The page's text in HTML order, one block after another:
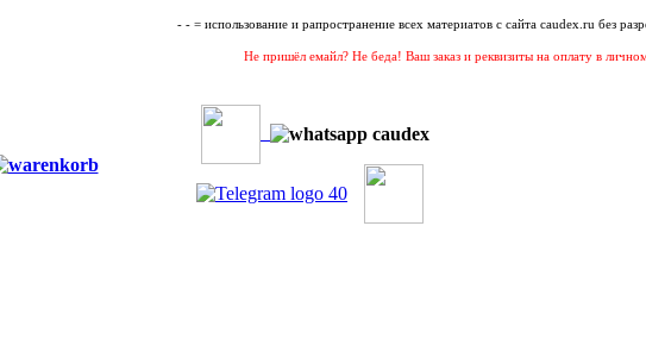
- - = использование и рапространение всех материатов с сайта caudex.ru без
Не пришёл емайл? Не беда! Ваш заказ и реквизиты на оплату в